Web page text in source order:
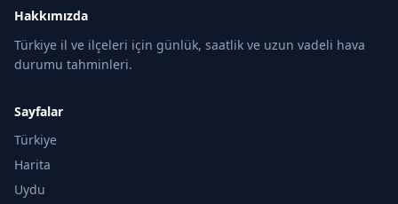
Hakkımızda
Türkiye il ve ilçeleri için günlük, saatlik ve uzun vadeli hava
durumu tahminleri.
Sayfalar
Türkiye
Harita
Uydu